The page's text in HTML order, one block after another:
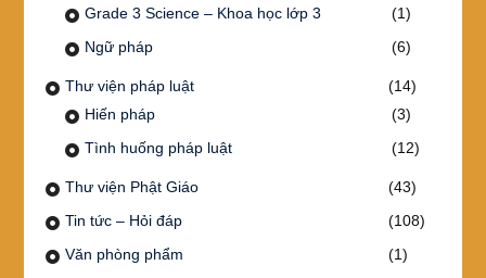
Grade 3 Science – Khoa học lớp 3
(1)
Ngữ pháp
(6)
Thư viện pháp luật
(14)
Hiến pháp
(3)
Tình huống pháp luật
(12)
Thư viện Phật Giáo
(43)
Tin tức – Hỏi đáp
(108)
Văn phòng phẩm
(1)